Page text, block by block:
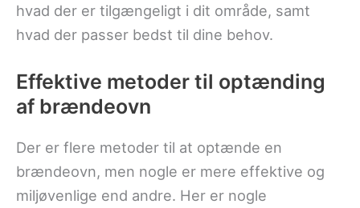
hvad der er tilgængeligt i dit område, samt
hvad der passer bedst til dine behov.
Effektive metoder til optænding
af brændeovn
Der er flere metoder til at optænde en
brændeovn, men nogle er mere effektive og
miljøvenlige end andre. Her er nogle